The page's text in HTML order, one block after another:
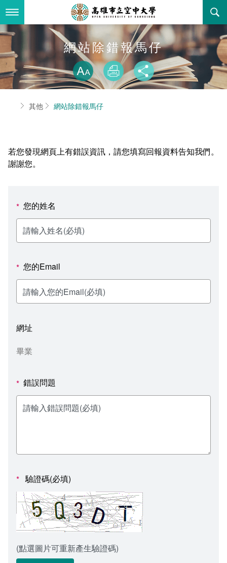
到
要
內最新消息
全部公告
教務公告
學系公告
活動研習
歷史訊息
新聞媒體專區
校園行事曆
報名系統
線上報名查詢
關於本校
空大簡介
立案證明
空大有利的學習條件
環境設備
本校位置
資訊圖像化專區
活動花絮
影音資訊
行政單位
行政單位簡介
校長室
教務處課務組
學習指導中心
輔導處
研發處
秘書處出納組
教學媒體處
電算中心
人事室
學術單位
通識教育中心
法律學系
大眾傳播學系
外國語文學系
文化藝術學系
健康管理與促進學系
其他好站
資訊相關法規
校務資訊
新生報名
在學資訊
校務系統
課程大綱
網路選課
校園行事曆
校內系統
資訊服務線上報修系統
消耗品申請
教室‧會議室預約系統
問卷調查
法令規章
政府公開資訊
意見信箱
各單位意見信箱
諮詢信箱進度查詢
影音資訊
網站除錯報馬仔
略過字型切
放大
列印 分享
首頁其他 網站除錯報馬仔
若您發現網頁上有錯誤資訊，請您填寫回報資料告知我們。
謝謝您。
* 您的姓名
* 您的Email
網址
畢業
* 錯誤問題
* 驗證碼(必填)
(點選圖片可重新產生驗證碼)